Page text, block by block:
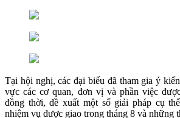
Tại hội nghị, các đại biểu đã tham gia ý
vực các cơ quan, đơn vị và phần việc
đồng thời, đề xuất một số giải pháp cụ
nhiệm vụ được giao trong tháng 8 và những